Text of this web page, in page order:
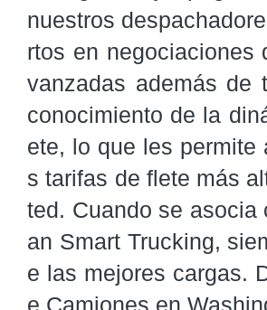
nuestros
rtos en negociaciones
vanzadas además de
conocimiento de la
ete, lo que les permite
s tarifas de flete más
ted. Cuando se asocia
an Smart Trucking,
e las mejores cargas.